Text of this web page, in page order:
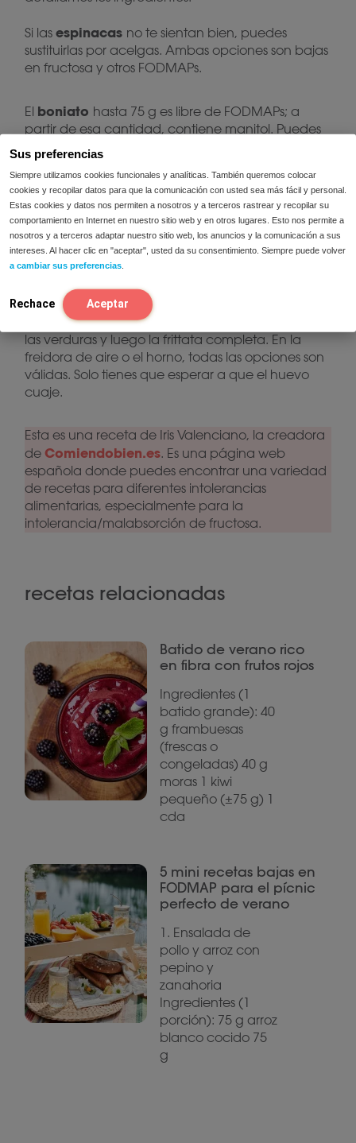
Sus preferencias
Siempre utilizamos cookies funcionales y analíticas. También queremos colocar
cookies y recopilar datos para que la comunicación con usted sea más fácil y personal.
Estas cookies y datos nos permiten a nosotros y a terceros rastrear y recopilar su
comportamiento en Internet en nuestro sitio web y en otros lugares. Esto nos permite a
nosotros y a terceros adaptar nuestro sitio web, los anuncios y la comunicación a sus
intereses. Al hacer clic en "aceptar", usted da su consentimiento. Siempre puede volver
a cambiar sus preferencias
Rechace Aceptar
Si las espinacas no te sientan bien, puedes
sustituirlas por acelgas. Ambas opciones son bajas
en fructosa y otros FODMAPs.
El boniato hasta 75 g es libre de FODMAPs; a
partir de esa cantidad, contiene manitol. Puedes
sustituirlo por zanahoria o calabaza si te sientan
mejor, o incluso añadir esta combinación de
hortalizas a la frittata.
Utiliza elquesoque mejor te siente. Hay opciones
de queso de cabra sin lactosa o gorgonzola, que
son las que mejor combinan, pero cualquier
opción es válida.
Es una receta muy sencilla que puedes preparar
íntegramente en el microondas. Primero, cocina
las verduras y luego la frittata completa. En la
freidora de aire o el horno, todas las opciones son
válidas. Solo tienes que esperar a que el huevo
cuaje.
Esta es una receta de Iris Valenciano, la creadora
de Comiendobien.es. Es una página web
española donde puedes encontrar una variedad
de recetas para diferentes intolerancias
alimentarias, especialmente para la
intolerancia/malabsorción de fructosa.
recetas relacionadas
Batido de verano rico
en fibra con frutos rojos
Ingredientes (1
batido grande): 40
g frambuesas
(frescas o
congeladas) 40 g
moras 1 kiwi
pequeño (±75 g) 1
cda
5 mini recetas bajas en
FODMAP para el pícnic
perfecto de verano
1. Ensalada de
pollo y arroz con
pepino y
zanahoria
Ingredientes (1
porción): 75 g arroz
blanco cocido 75
g